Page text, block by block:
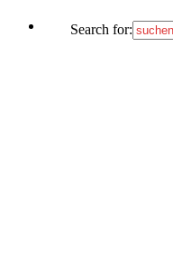
Search for: